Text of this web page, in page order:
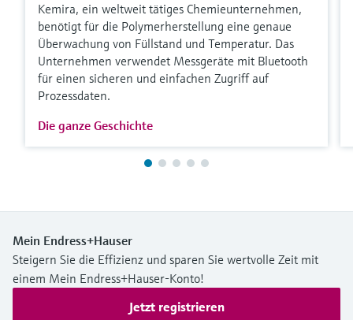
Kemira, ein weltweit tätiges Chemieunternehmen,
benötigt für die Polymerherstellung eine genaue
Überwachung von Füllstand und Temperatur. Das
Unternehmen verwendet Messgeräte mit Bluetooth
für einen sicheren und einfachen Zugriff auf
Prozessdaten.
Die ganze Geschichte
Mein Endress+Hauser
Steigern Sie die Effizienz und sparen Sie wertvolle Zeit mit
einem Mein Endress+Hauser-Konto!
Jetzt registrieren